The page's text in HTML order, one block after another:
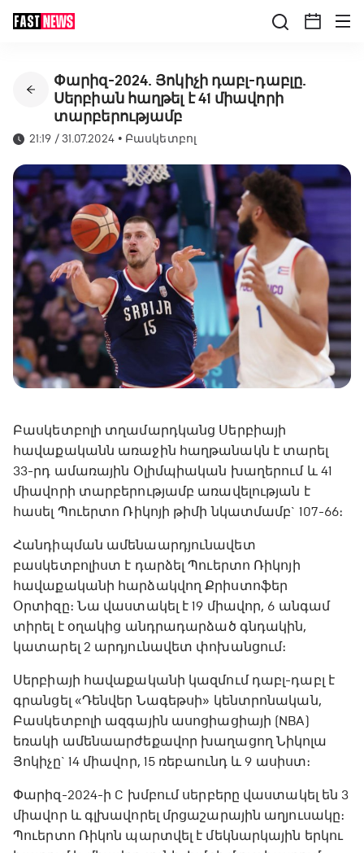
Փարիզ-2024. Յոկիչի դաբլ-դաբլը.
Սերբիան հաղթել է 41 միավորի
տարբերությամբ
21:19 / 31.07.2024 • Բասկետբոլ
Բասկետբոլի տղամարդկանց Սերբիայի
հավաքականն առաջին հաղթանակն է տարել
33-րդ ամառային Օլիմպիական խաղերում և 41
միավորի տարբերությամբ առավելության է
հասել Պուերտո Ռիկոյի թիմի նկատմամբ` 107-66։
Հանդիպման ամենաարդյունավետ
բասկետբոլիստ է դարձել Պուերտո Ռիկոյի
հավաքականի հարձակվող Քրիստոֆեր
Օրտիզը։ Նա վաստակել է 19 միավոր, 6 անգամ
տիրել է օղակից անդրադարձած գնդակին,
կատարել 2 արդյունավետ փոխանցում։
Սերբիայի հավաքականի կազմում դաբլ-դաբլ է
գրանցել «Դենվեր Նագեթսի» կենտրոնական,
Բասկետբոլի ազգային ասոցիացիայի (NBA)
եռակի ամենաարժեքավոր խաղացող Նիկոլա
Յոկիչը` 14 միավոր, 15 ռեբաունդ և 9 ասիստ։
Փարիզ-2024-ի C խմբում սերբերը վաստակել են 3
միավոր և գլխավորել մրցաշարային աղյուսակը։
Պուերտո Ռիկոն պարտվել է մեկնարկային երկու